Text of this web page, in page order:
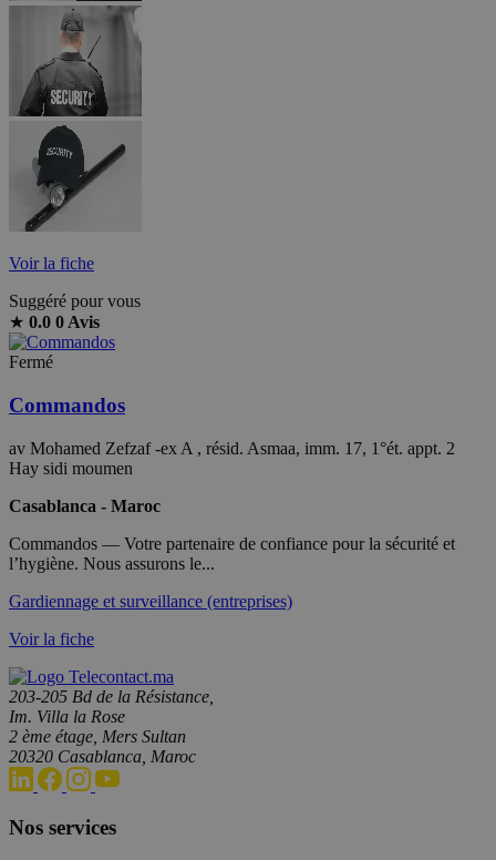
Voir la fiche
Suggéré pour vous
★ 0.0 0 Avis
Fermé
Commandos
av Mohamed Zefzaf -ex A , résid. Asmaa, imm. 17, 1°ét. appt. 2
Hay sidi moumen
Casablanca - Maroc
Commandos — Votre partenaire de confiance pour la sécurité et
l’hygiène. Nous assurons le...
Gardiennage et surveillance (entreprises)
Voir la fiche
203-205 Bd de la Résistance,
Im. Villa la Rose
2 ème étage, Mers Sultan
20320 Casablanca, Maroc
Nos services